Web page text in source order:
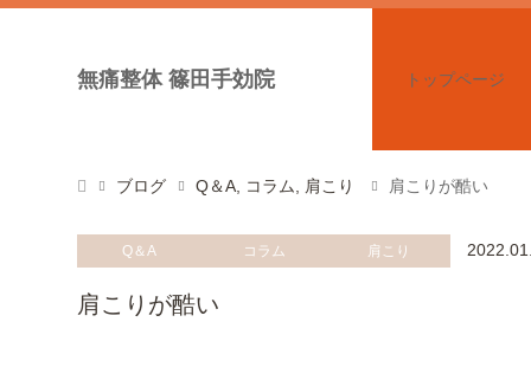
無痛整体 篠田手効院 トップページ
ブログ Q＆A, コラム, 肩こり 肩こりが酷い
Q＆A コラム 肩こり
肩こりが酷い